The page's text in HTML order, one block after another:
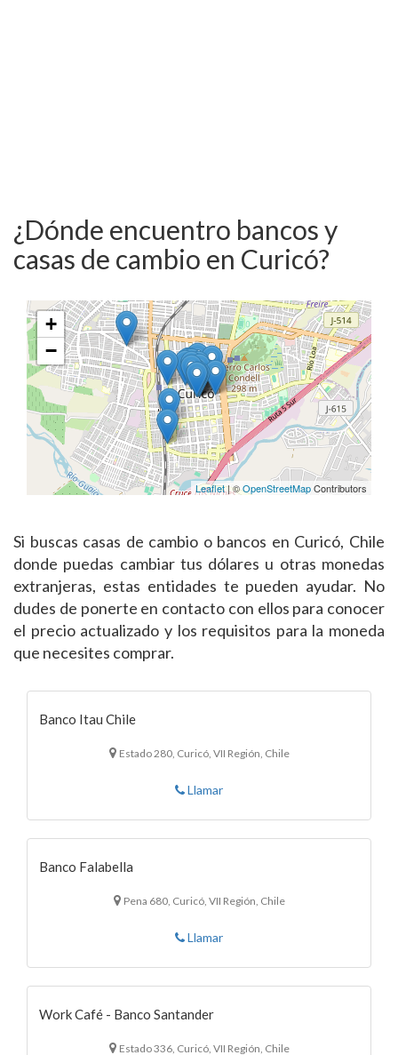
¿Dónde encuentro bancos y
casas de cambio en Curicó?
+
−
Leaflet| ©OpenStreetMapContributors
Si buscas casas de cambio o bancos en Curicó, Chile
donde puedas cambiar tus dólares u otras monedas
extranjeras, estas entidades te pueden ayudar. No
dudes de ponerte en contacto con ellos para conocer
el precio actualizado y los requisitos para la moneda
que necesites comprar.
Banco Itau Chile
Estado 280, Curicó, VII Región, Chile
Llamar
Banco Falabella
Pena 680, Curicó, VII Región, Chile
Llamar
Work Café - Banco Santander
Estado 336, Curicó, VII Región, Chile